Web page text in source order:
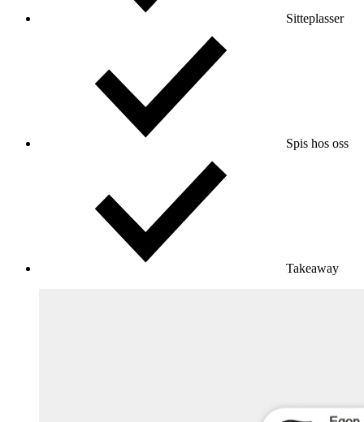
Sitteplasser
Spis hos oss
Takeaway